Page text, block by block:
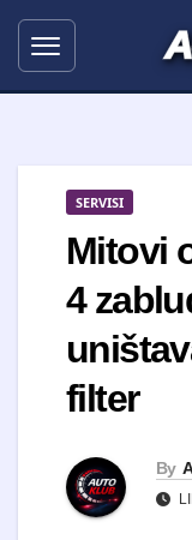
SERVISI
Mitovi
4
filter
By